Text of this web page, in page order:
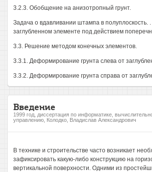
3.2.3. Обобщение на анизотропный грунт.
Задача о вдавливании штампа в полуплоскость.
заглубленном элементе под действием
3.3. Решение методом конечных элементов.
3.3.1. Деформирование грунта слева от
3.3.2. Деформирование грунта справа от
Введение
1999 год, диссертация по информатике,
управлению, Колодко, Владислав Александрович
В технике и строительстве часто возникает
зафиксировать какую-либо конструкцию на
вертикальной поверхности. Одними из